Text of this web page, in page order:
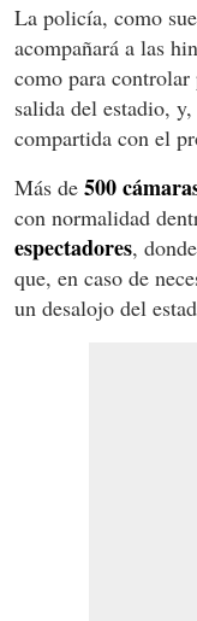
La policía, como
acompañará a las
como para controlar
salida del estadio,
compartida con el
Más de 500
con normalidad
espectadores,
que, en caso de
un desalojo del